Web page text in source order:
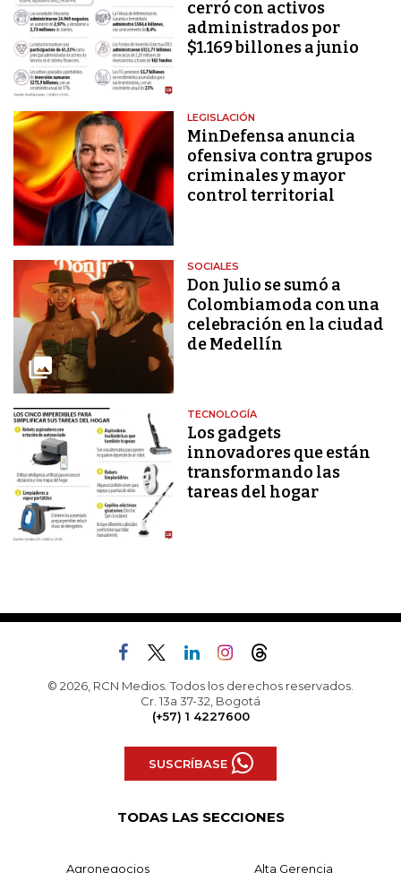
cerró con activos
administrados por
$1.169 billones a junio
LEGISLACIÓN
MinDefensa anuncia
ofensiva contra grupos
criminales y mayor
control territorial
SOCIALES
Don Julio se sumó a
Colombiamoda con una
celebración en la ciudad
de Medellín
TECNOLOGÍA
Los gadgets
innovadores que están
transformando las
tareas del hogar
© 2026, RCN Medios. Todos los derechos reservados.
Cr. 13a 37-32, Bogotá
(+57) 1 4227600
SUSCRÍBASE
TODAS LAS SECCIONES
Agronegocios Alta Gerencia